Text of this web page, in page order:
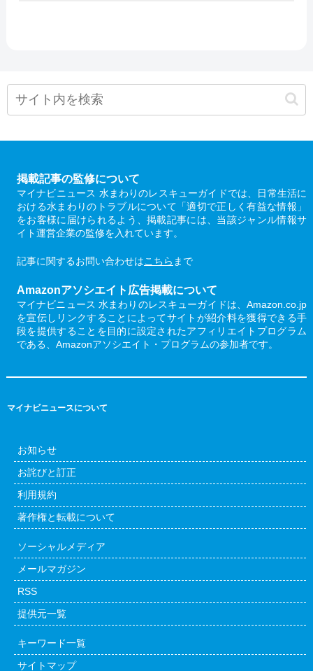
掲載記事の監修について
マイナビニュース 水まわりのレスキューガイドでは、日常生活に
おける水まわりのトラブルについて「適切で正しく有益な情報」
をお客様に届けられるよう、掲載記事には、当該ジャンル情報サ
イト運営企業の監修を入れています。
記事に関するお問い合わせはこちら まで
Amazonアソシエイト広告掲載について
マイナビニュース 水まわりのレスキューガイドは、Amazon.co.jp
を宣伝しリンクすることによってサイトが紹介料を獲得できる手
段を提供することを目的に設定されたアフィリエイトプログラム
である、Amazonアソシエイト・プログラムの参加者です。
マイナビニュースについて
お知らせ
お詫びと訂正
利用規約
著作権と転載について
ソーシャルメディア
メールマガジン
RSS
提供元一覧
キーワード一覧
サイトマップ